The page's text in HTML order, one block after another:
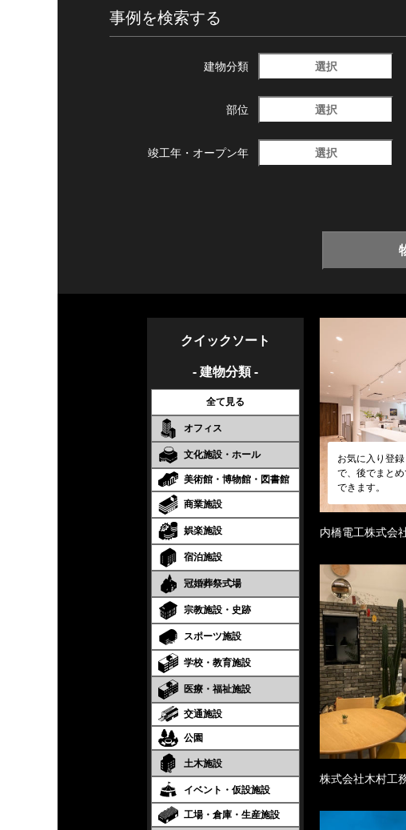
事例を検索する
建物分類 選択
部位 選択
竣工年・ オープン年 選択
クイックソート
- 建物分類 -
全て見る
オフィス
文化施設・ホール
美術館・博物館・図書館
商業施設
娯楽施設
宿泊施設
冠婚葬祭式場
宗教施設・史跡
スポーツ施設
学校・教育施設
医療・福祉施設
交通施設
公園
土木施設
イベント・仮設施設
工場・倉庫・生産施設
お気に入り登
で、後でまと
できます。
内橋電工株式会
株式会社木村工